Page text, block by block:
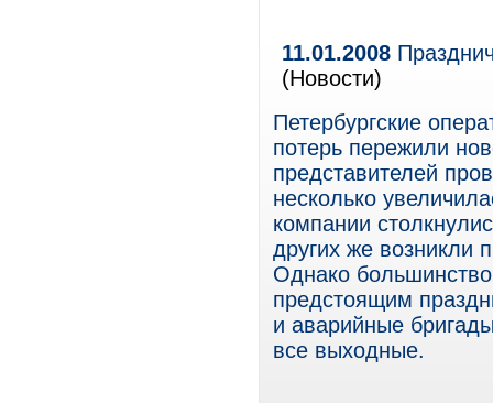
11.01.2008
(Новости)
Петербургские
потерь пережили
представителей
несколько
компании
других же возникли
Однако
предстоящим
и аварийные
все выходные.